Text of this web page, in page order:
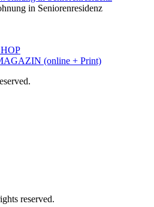
in Seniorenresidenz
(online + Print)
reserved.